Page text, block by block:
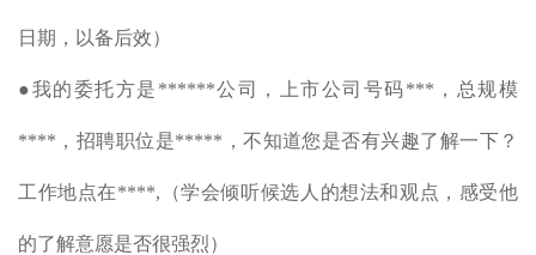
日期，以备后效）
●我的委托方是******公司，上市公司号码***，总规模
****，招聘职位是*****，不知道您是否有兴趣了解一下？
工作地点在****,（学会倾听候选人的想法和观点，感受他
的了解意愿是否很强烈）